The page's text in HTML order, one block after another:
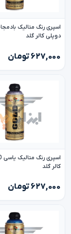
دوپلی کالر گلد
۶۲۷,۰۰۰ تومان
کالر گلد
۶۲۷,۰۰۰ تومان